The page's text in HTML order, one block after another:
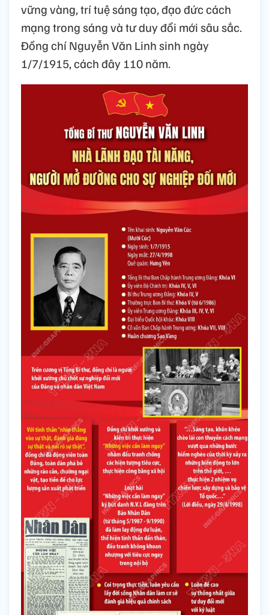
vững vàng, trí tuệ sáng tạo, đạo đức cách
mạng trong sáng và tư duy đổi mới sâu sắc.
Đồng chí Nguyễn Văn Linh sinh ngày
1/7/1915, cách đây 110 năm.